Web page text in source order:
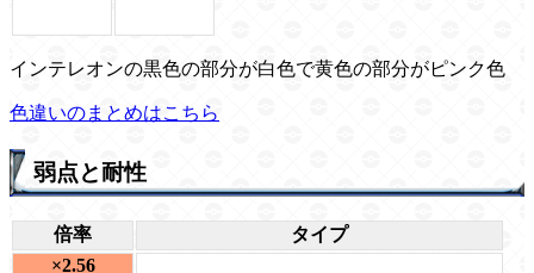
インテレオンの黒色の部分が白色で黄色の部分がピンク色
色違いのまとめはこちら
弱点と耐性
倍率
タイプ
×2.56